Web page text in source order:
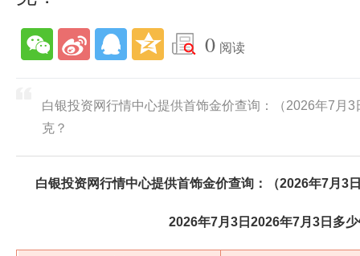
0 阅读
白银投资网行情中心提供首饰金价查询：（2026年7月
克？
白银投资网行情中心提供首饰金价查询：（2026年7月3
2026年7月3日 2026年7月3日 多